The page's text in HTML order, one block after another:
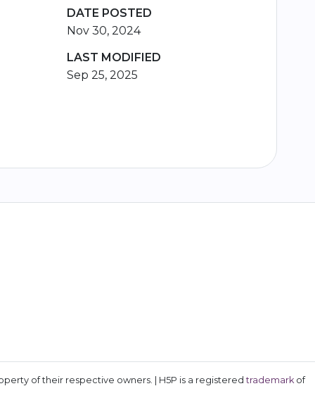
DATE POSTED
Nov 30, 2024
LAST MODIFIED
Sep 25, 2025
of their respective owners. | H5P is a registeredtrademarkof